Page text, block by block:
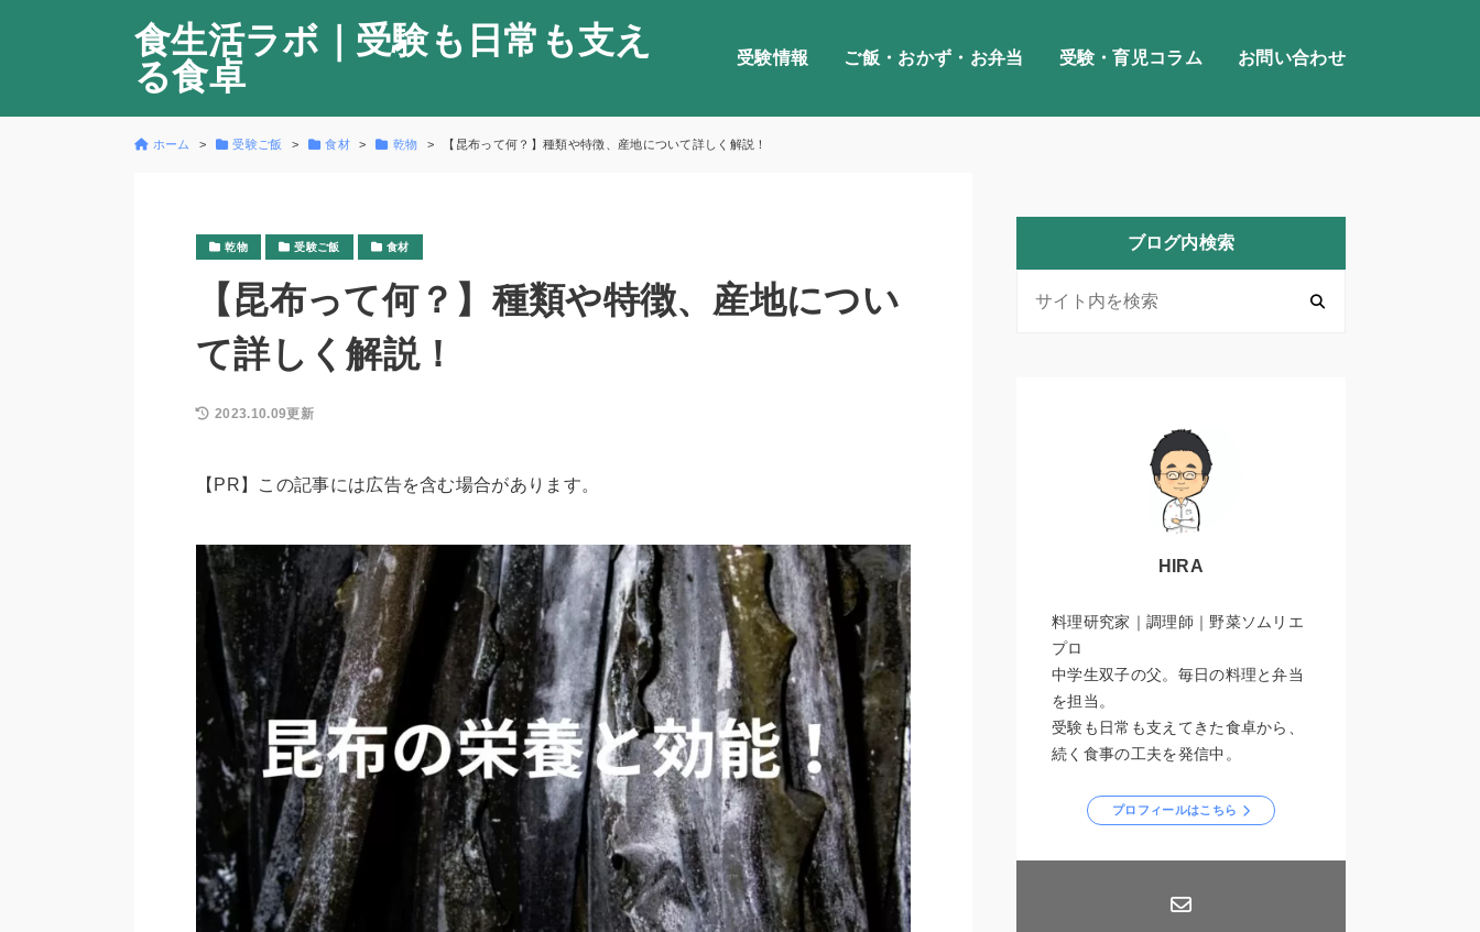
食生活ラボ｜受験も日常も支え
る食卓
受験情報 ご飯・おかず・お弁当 受験・育児コラム お問い合わせ
ホーム 受験ご飯 食材 乾物 【昆布って何？】種類や特徴、産地について詳しく解説！
乾物 受験ご飯 食材
【昆布って何？】種類や特徴、産地につい
て詳しく解説！
2023.10.09更新
【PR】この記事には広告を含む場合があります。
ブログ内検索
HIRA
料理研究家｜調理師｜野菜ソムリエ
プロ
中学生双子の父。毎日の料理と弁当
を担当。
受験も日常も支えてきた食卓から、
続く食事の工夫を発信中。
プロフィールはこちら